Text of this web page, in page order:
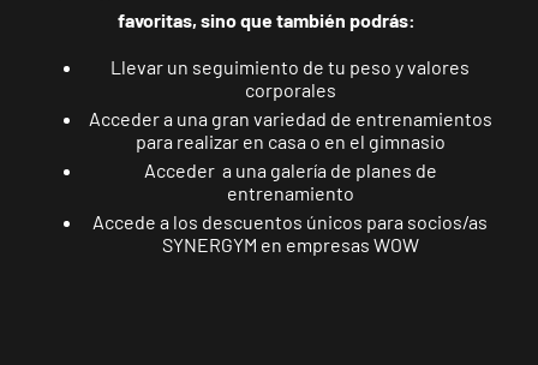
favoritas, sino que también podrás:
Llevar un seguimiento de tu peso y valores
corporales
Acceder a una gran variedad de entrenamientos
para realizar en casa o en el gimnasio
Acceder a una galería de planes de
entrenamiento
Accede a los descuentos únicos para socios/as
SYNERGYM en empresas WOW